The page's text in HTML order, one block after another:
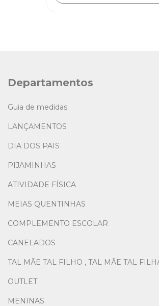
Departamentos
Guia de medidas
LANÇAMENTOS
DIA DOS PAIS
PIJAMINHAS
ATIVIDADE FÍSICA
MEIAS QUENTINHAS
COMPLEMENTO ESCOLAR
CANELADOS
TAL MÃE TAL FILHO , TAL MÃE TAL
OUTLET
MENINAS